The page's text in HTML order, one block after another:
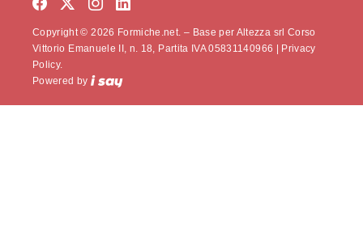
Copyright © 2026 Formiche.net. – Base per Altezza srl Corso
Vittorio Emanuele II, n. 18, Partita IVA 05831140966 |
Privacy
Policy.
Powered by